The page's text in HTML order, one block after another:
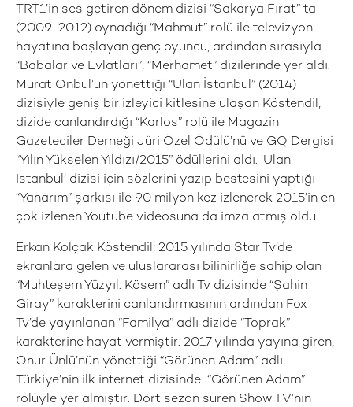
TRT1’in ses getiren dönem dizisi “Sakarya Fırat” ta
(2009-2012) oynadığı “Mahmut” rolü ile televizyon
hayatına başlayan genç oyuncu, ardından sırasıyla
“Babalar ve Evlatları”, “Merhamet” dizilerinde yer aldı.
Murat Onbul’un yönettiği “Ulan İstanbul” (2014)
dizisiyle geniş bir izleyici kitlesine ulaşan Köstendil,
dizide canlandırdığı “Karlos” rolü ile Magazin
Gazeteciler Derneği Jüri Özel Ödülü’nü ve GQ Dergisi
“Yılın Yükselen Yıldızı/2015” ödüllerini aldı. ‘Ulan
İstanbul’ dizisi için sözlerini yazıp bestesini yaptığı
“Yanarım” şarkısı ile 90 milyon kez izlenerek 2015’in en
çok izlenen Youtube videosuna da imza atmış oldu.
Erkan Kolçak Köstendil; 2015 yılında Star Tv’de
ekranlara gelen ve uluslararası bilinirliğe sahip olan
“Muhteşem Yüzyıl: Kösem” adlı Tv dizisinde “Şahin
Giray” karakterini canlandırmasının ardından Fox
Tv’de yayınlanan “Familya” adlı dizide “Toprak”
karakterine hayat vermiştir. 2017 yılında yayına giren,
Onur Ünlü’nün yönettiği “Görünen Adam” adlı
Türkiye’nin ilk internet dizisinde “Görünen Adam”
rolüyle yer almıştır. Dört sezon süren Show TV’nin